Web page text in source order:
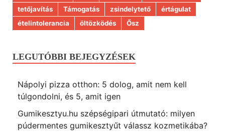
tetőjavítás
Támogatás zsindelytető
értágulat
ételintolerancia
öltözködés Ősz
LEGUTÓBBI BEJEGYZÉSEK
Nápolyi pizza otthon: 5 dolog, amit nem kell
túlgondolni, és 5, amit igen
Gumikesztyu.hu szépségipari útmutató: milyen
púdermentes gumikesztyűt válassz kozmetikába?